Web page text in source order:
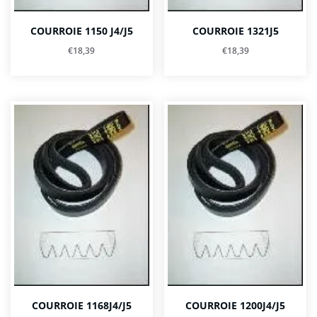
COURROIE 1150 J4/J5
€18,39
COURROIE 1321J5
€18,39
COURROIE 1168J4/J5 COURROIE 1200J4/J5